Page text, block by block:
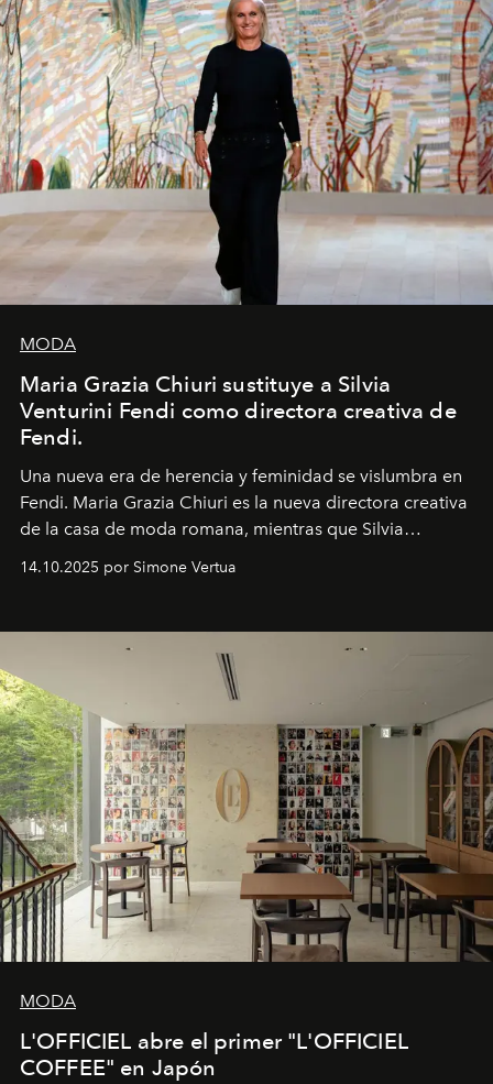
MODA
Maria Grazia Chiuri sustituye a Silvia
Venturini Fendi como directora creativa de
Fendi.
Una nueva era de herencia y feminidad se vislumbra en
Fendi. Maria Grazia Chiuri es la nueva directora creativa
de la casa de moda romana, mientras que Silvia
14.10.2025 por Simone Vertua
MODA
L'OFFICIEL abre el primer "L'OFFICIEL
COFFEE" en Japón